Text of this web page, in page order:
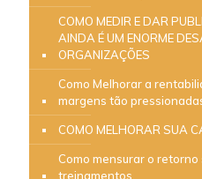
COMO MEDIR E DAR
AINDA É UM ENORME
ORGANIZAÇÕES
Como Melhorar a
margens tão
COMO MELHORAR SUA
Como mensurar o
treinamentos